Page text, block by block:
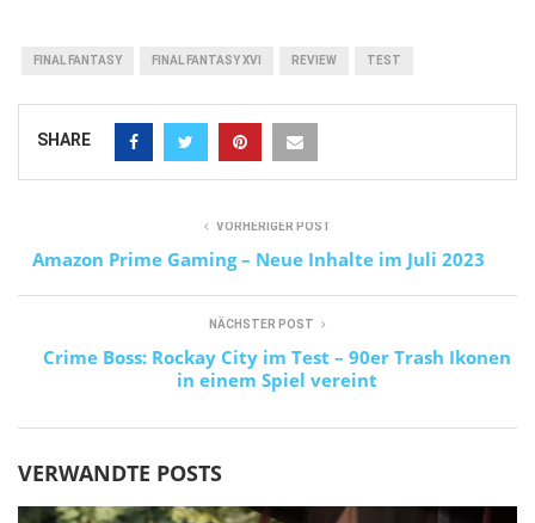
FINAL FANTASY FINAL FANTASY XVI REVIEW TEST
SHARE
VORHERIGER POST
Amazon Prime Gaming – Neue Inhalte im Juli 2023
NÄCHSTER POST
Crime Boss: Rockay City im Test – 90er Trash Ikonen
in einem Spiel vereint
VERWANDTE POSTS